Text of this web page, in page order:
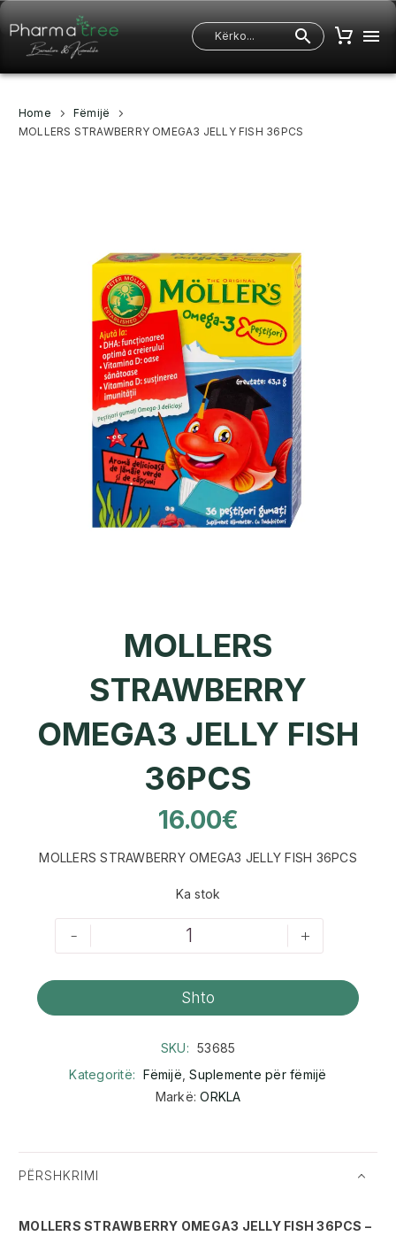
Home
Fëmijë
MOLLERS STRAWBERRY OMEGA3 JELLY FISH 36PCS
MOLLERS
STRAWBERRY
OMEGA3 JELLY FISH
36PCS
16.00€
MOLLERS STRAWBERRY OMEGA3 JELLY FISH 36PCS
Ka stok
- +
Shto
SKU: 53685
Kategoritë:
Fëmijë ,Suplemente për fëmijë
Markë:ORKLA
PËRSHKRIMI
MOLLERS STRAWBERRY OMEGA3 JELLY FISH 36PCS –